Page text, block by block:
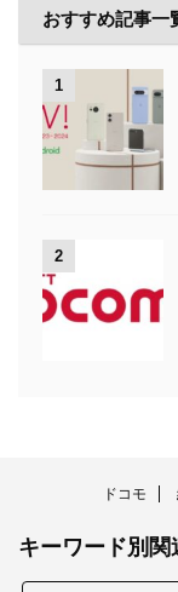
おすすめ記事一
1
2
ドコモ
キーワード別関